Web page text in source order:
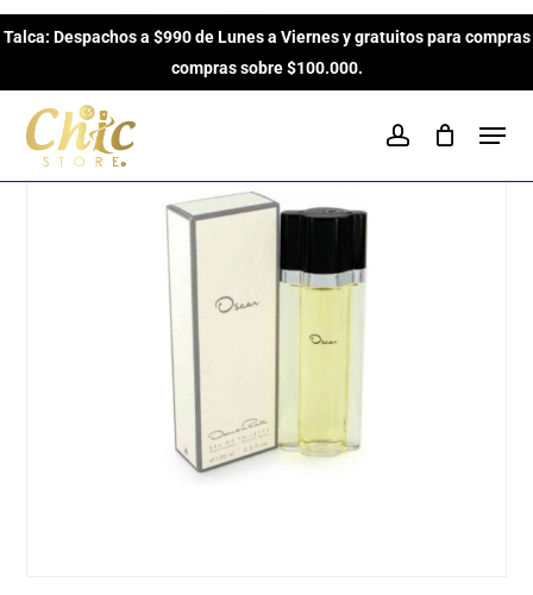
Skip
to
content
Talca: Despachos a $990 de Lunes a Viernes y gratuitos para compras
compras sobre $100.000.
account
Inicio Perfumes para Mujeres
Oscar Oscar de la
Renta 100 ml Edt para Mujeres